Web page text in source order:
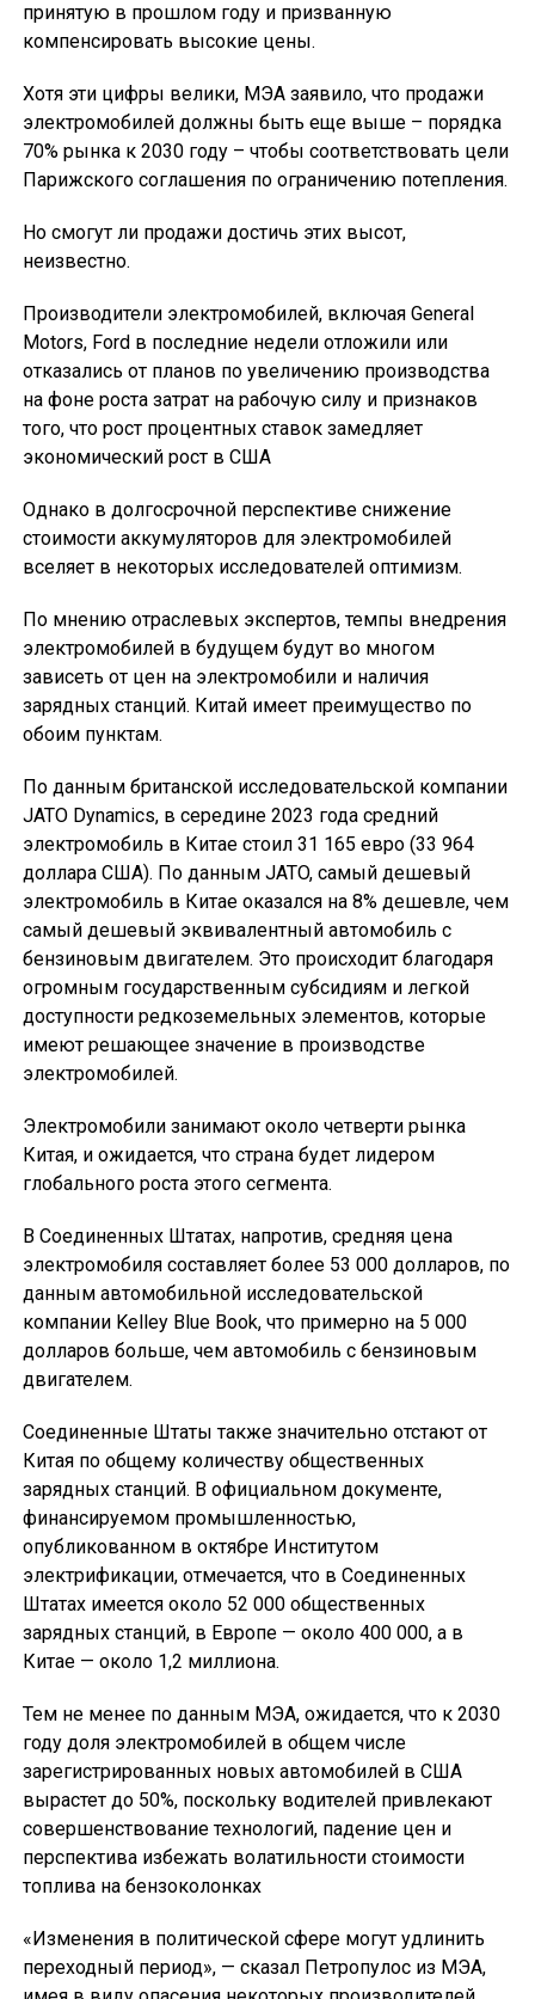
принятую в прошлом году и призванную
компенсировать высокие цены.
Хотя эти цифры велики, МЭА заявило, что продажи
электромобилей должны быть еще выше – порядка
70% рынка к 2030 году – чтобы соответствовать цели
Парижского соглашения по ограничению потепления.
Но смогут ли продажи достичь этих высот,
неизвестно.
Производители электромобилей, включая General
Motors, Ford в последние недели отложили или
отказались от планов по увеличению производства
на фоне роста затрат на рабочую силу и признаков
того, что рост процентных ставок замедляет
экономический рост в США
Однако в долгосрочной перспективе снижение
стоимости аккумуляторов для электромобилей
вселяет в некоторых исследователей оптимизм.
По мнению отраслевых экспертов, темпы внедрения
электромобилей в будущем будут во многом
зависеть от цен на электромобили и наличия
зарядных станций. Китай имеет преимущество по
обоим пунктам.
По данным британской исследовательской компании
JATO Dynamics, в середине 2023 года средний
электромобиль в Китае стоил 31 165 евро (33 964
доллара США). По данным JATO, самый дешевый
электромобиль в Китае оказался на 8% дешевле, чем
самый дешевый эквивалентный автомобиль с
бензиновым двигателем. Это происходит благодаря
огромным государственным субсидиям и легкой
доступности редкоземельных элементов, которые
имеют решающее значение в производстве
электромобилей.
Электромобили занимают около четверти рынка
Китая, и ожидается, что страна будет лидером
глобального роста этого сегмента.
В Соединенных Штатах, напротив, средняя цена
электромобиля составляет более 53 000 долларов, по
данным автомобильной исследовательской
компании Kelley Blue Book, что примерно на 5 000
долларов больше, чем автомобиль с бензиновым
двигателем.
Соединенные Штаты также значительно отстают от
Китая по общему количеству общественных
зарядных станций. В официальном документе,
финансируемом промышленностью,
опубликованном в октябре Институтом
электрификации, отмечается, что в Соединенных
Штатах имеется около 52 000 общественных
зарядных станций, в Европе — около 400 000, а в
Китае — около 1,2 миллиона.
Тем не менее по данным МЭА, ожидается, что к 2030
году доля электромобилей в общем числе
зарегистрированных новых автомобилей в США
вырастет до 50%, поскольку водителей привлекают
совершенствование технологий, падение цен и
перспектива избежать волатильности стоимости
топлива на бензоколонках
«Изменения в политической сфере могут удлинить
переходный период», — сказал Петропулос из МЭА,